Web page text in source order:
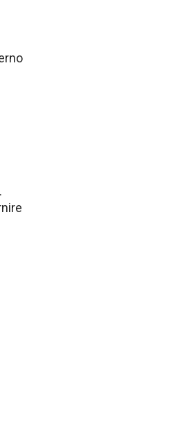
anche nelle aree
dell’utente e
di tipo